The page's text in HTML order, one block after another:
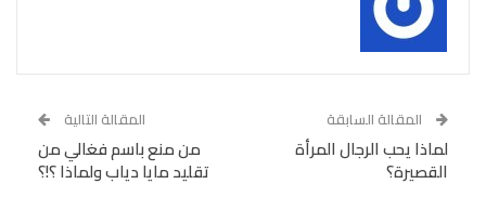
المقالة السابقة
لماذا يحب الرجال المرأة
القصيرة؟
المقالة التالية
من منع باسم فغالي من
تقليد مايا دياب ولماذا ؟!؟